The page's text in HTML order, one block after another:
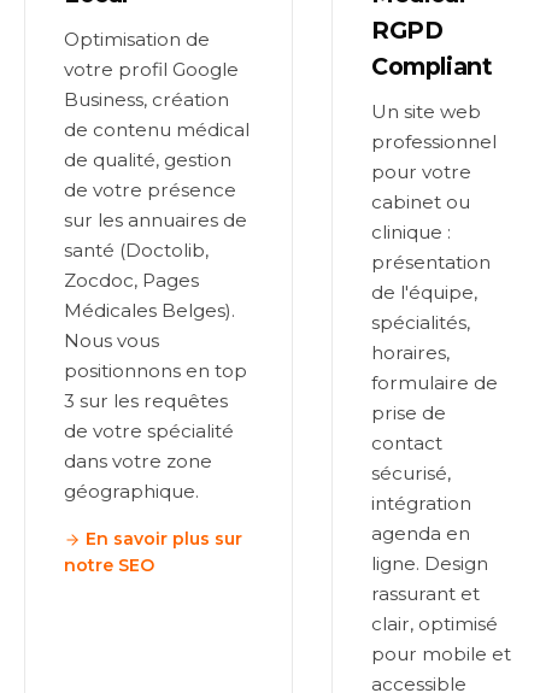
Optimisation de
votre profil Google
Business, création
de contenu médical
de qualité, gestion
de votre présence
sur les annuaires de
santé (Doctolib,
Zocdoc, Pages
Médicales Belges).
Nous vous
positionnons en top
3 sur les requêtes
de votre spécialité
dans votre zone
géographique.
En savoir plus sur
notre SEO
RGPD
Compliant
Un site web
professionnel
pour votre
cabinet ou
clinique :
présentation
de l'équipe,
spécialités,
horaires,
formulaire de
prise de
contact
sécurisé,
intégration
agenda en
ligne. Design
rassurant et
clair, optimisé
pour mobile et
accessible